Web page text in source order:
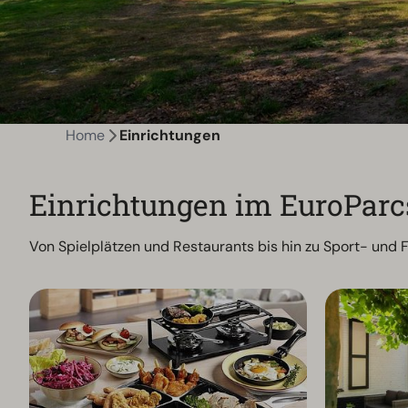
Home Einrichtungen
Einrichtungen im
Von Spielplätzen und Restaurants bis hin zu Sport- und